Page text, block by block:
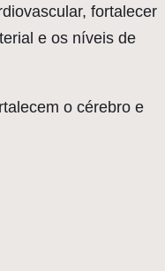
fortalecer
e os níveis de
o cérebro e